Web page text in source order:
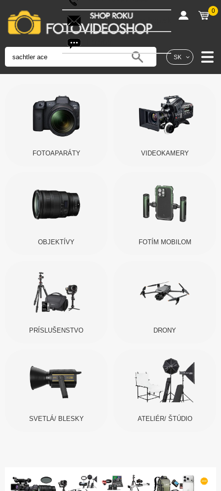
SK
shop@fotovideoshop.sk
0
FOTOAPARÁTY VIDEOKAMERY
OBJEKTÍVY FOTÍM MOBILOM
PRÍSLUŠENSTVO DRONY
SVETLÁ/ BLESKY ATELIÉR/ ŠTÚDIO